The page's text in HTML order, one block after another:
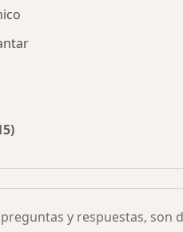
y respuestas,